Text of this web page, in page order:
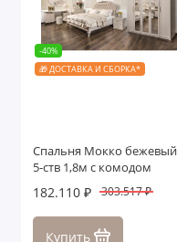
-40%
🎁 ДОСТАВКА И СБОРКА*
Спальня Мокко бежевый
5-ств 1,8м с комодом
182.110 ₽ 303.517 ₽
Купить